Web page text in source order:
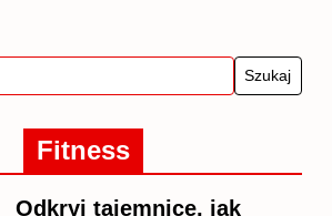
Fitness
Odkryj tajemnice, jak